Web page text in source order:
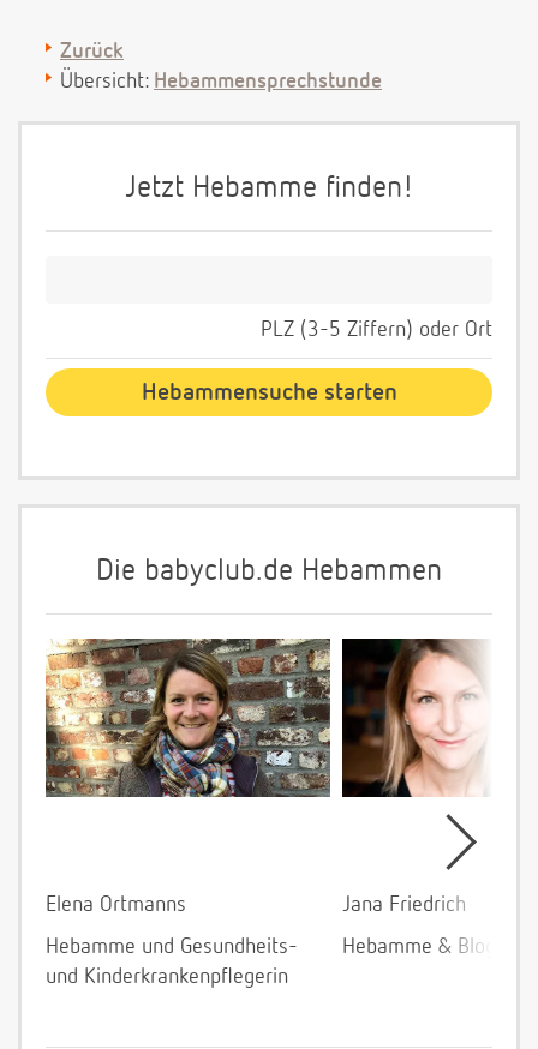
Zurück
Übersicht: Hebammensprechstunde
Jetzt Hebamme finden!
PLZ (3-5 Ziffern) oder Ort
Die babyclub.de Hebammen
Elena Ortmanns
Hebamme und Gesundheits-
und Kinderkrankenpflegerin
Jana Friedrich
Hebamme &